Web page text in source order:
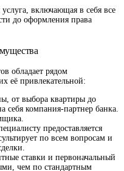
включающая в себя все
до оформления права
обладает рядом
её привлекательной:
от выбора квартиры до
себя компания-партнер банка.
предоставляется
по всем вопросам и
ставки и первоначальный
чем по стандартным